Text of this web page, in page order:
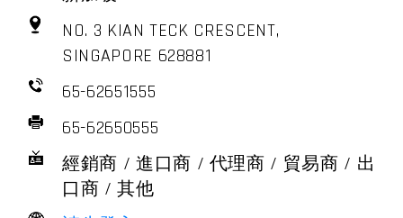
NO. 3 KIAN TECK CRESCENT,
SINGAPORE 628881
65-62651555
65-62650555
經銷商 / 進口商 / 代理商 / 貿易商 / 出
口商 / 其他